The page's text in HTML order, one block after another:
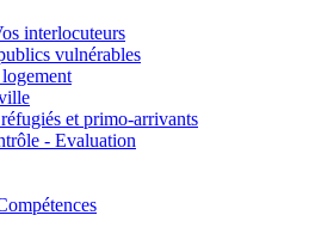
interlocuteurs
vulnérables
et primo-arrivants
- Evaluation